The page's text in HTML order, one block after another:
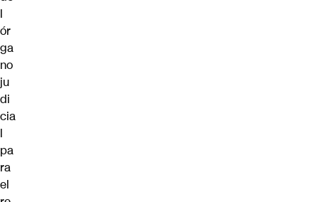
l
ór
ga
no
ju
di
cia
l
pa
ra
el